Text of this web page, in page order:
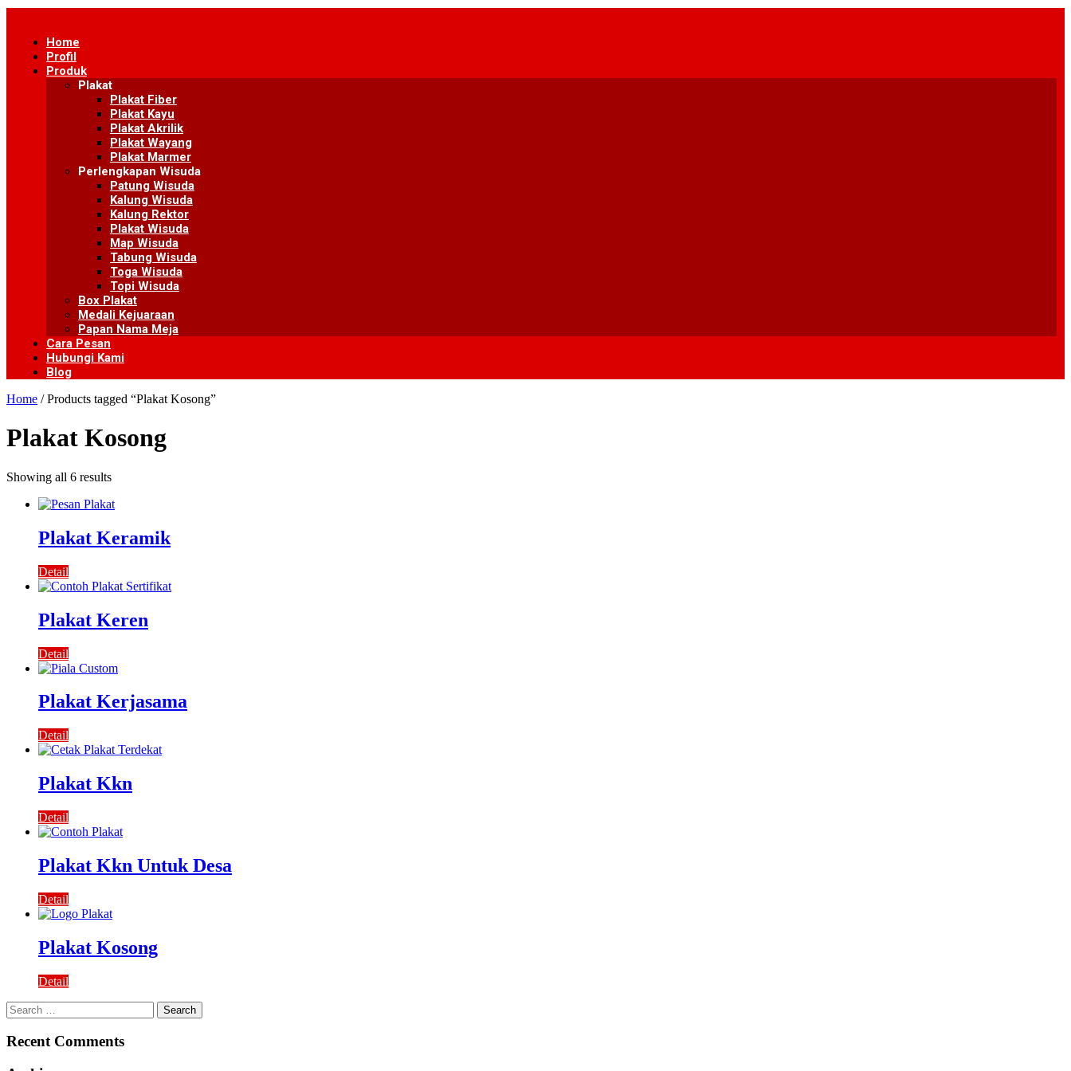
content
Home
Profil
Produk
Plakat
Plakat Fiber
Plakat Kayu
Plakat Akrilik
Plakat Wayang
Plakat Marmer
Perlengkapan Wisuda
Patung Wisuda
Kalung Wisuda
Kalung Rektor
Plakat Wisuda
Map Wisuda
Tabung Wisuda
Toga Wisuda
Topi Wisuda
Box Plakat
Medali Kejuaraan
Papan Nama Meja
Cara Pesan
Hubungi Kami
Blog
Home / Products tagged “Plakat Kosong”
Plakat Kosong
Showing all 6 results
Plakat Keramik
Detail
Plakat Keren
Detail
Plakat Kerjasama
Detail
Plakat Kkn
Detail
Plakat Kkn Untuk Desa
Detail
Plakat Kosong
Detail
Search
for:
Recent Comments